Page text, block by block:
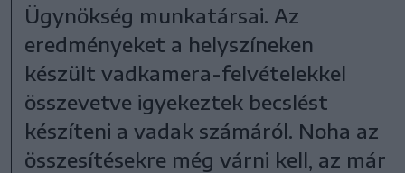
Ügynökség munkatársai. Az
eredményeket a helyszíneken
készült vadkamera-felvételekkel
összevetve igyekeztek becslést
készíteni a vadak számáról. Noha az
összesítésekre még várni kell, az már